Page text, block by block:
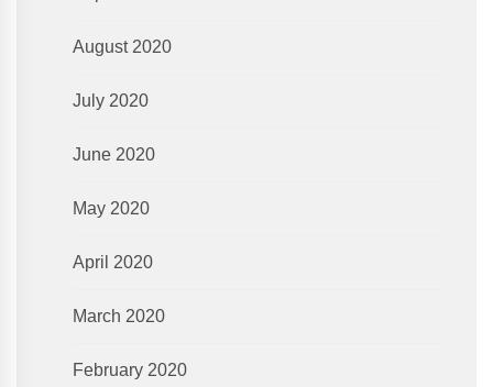
August 2020
July 2020
June 2020
May 2020
April 2020
March 2020
February 2020